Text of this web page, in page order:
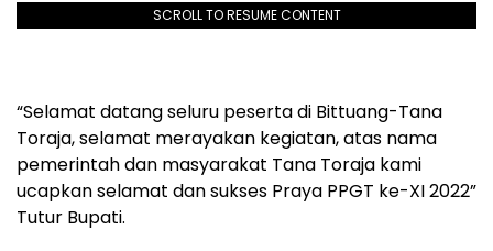
SCROLL TO RESUME CONTENT
“Selamat datang seluru peserta di Bittuang-Tana
Toraja, selamat merayakan kegiatan, atas nama
pemerintah dan masyarakat Tana Toraja kami
ucapkan selamat dan sukses Praya PPGT ke-XI 2022”
Tutur Bupati.